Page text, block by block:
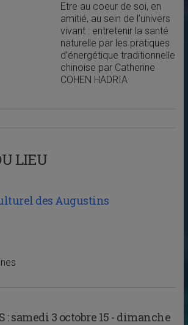
Etre au coeur de soi, en
amitié, au sein de l’univers
vivant : entretenir la santé
naturelle par les pratiques
d’énergétique traditionnelle
chinoise par Catherine
COHEN HADRIA
LIEU
des Augustins
:samedi 3 octobre 15 - dimanche